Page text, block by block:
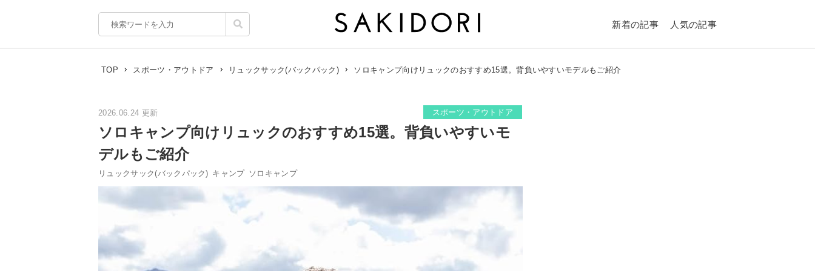
新着の記事 人気の記事
TOP スポーツ・アウトドア リュックサック(バックパック) ソロキャンプ向けリュックのおすすめ15選。背負いやすいモデルもご紹介
2026.06.24 更新 スポーツ・アウトドア
ソロキャンプ向けリュックのおすすめ15選。背負いやすいモ
デルもご紹介
リュックサック(バックパック) キャンプ ソロキャンプ